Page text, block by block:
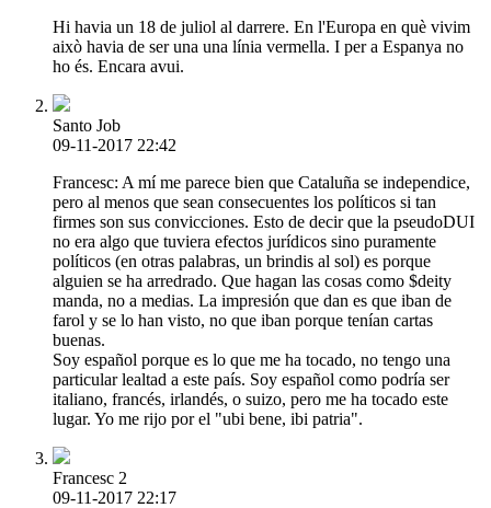
Hi havia un 18 de juliol al darrere. En l'Europa en què vivim
això havia de ser una una línia vermella. I per a Espanya no
ho és. Encara avui.
Santo Job
09-11-2017 22:42
Francesc: A mí me parece bien que Cataluña se independice,
pero al menos que sean consecuentes los políticos si tan
firmes son sus convicciones. Esto de decir que la pseudoDUI
no era algo que tuviera efectos jurídicos sino puramente
políticos (en otras palabras, un brindis al sol) es porque
alguien se ha arredrado. Que hagan las cosas como $deity
manda, no a medias. La impresión que dan es que iban de
farol y se lo han visto, no que iban porque tenían cartas
buenas.
Soy español porque es lo que me ha tocado, no tengo una
particular lealtad a este país. Soy español como podría ser
italiano, francés, irlandés, o suizo, pero me ha tocado este
lugar. Yo me rijo por el "ubi bene, ibi patria".
Francesc 2
09-11-2017 22:17